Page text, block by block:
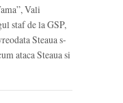
Vali
staf de la GSP,
Steaua s-
ataca Steaua si